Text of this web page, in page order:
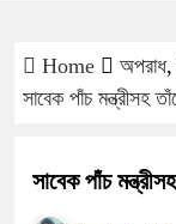
Home অপরাধ,
সাবেক পাঁচ মন্ত্রীসহ
সাবেক পাঁচ